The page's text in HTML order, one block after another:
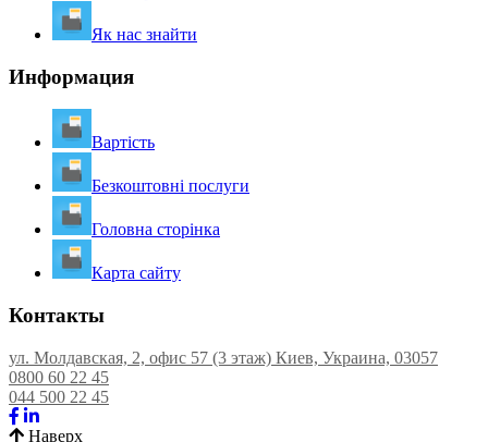
Як нас знайти
Информация
Вартість
Безкоштовні послуги
Головна сторінка
Карта сайту
Контакты
ул. Молдавская, 2, офис 57 (3 этаж) Киев, Украина, 03057
0800 60 22 45
044 500 22 45
Наверх